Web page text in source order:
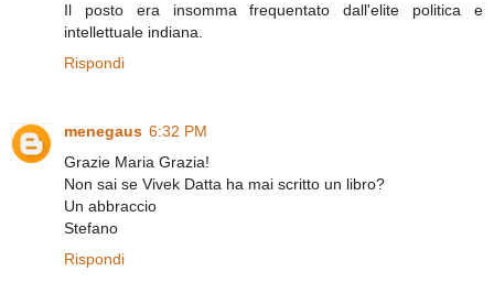
Il posto era insomma frequentato dall'elite politica e
intellettuale indiana.
Rispondi
menegaus 6:32 PM
Grazie Maria Grazia!
Non sai se Vivek Datta ha mai scritto un libro?
Un abbraccio
Stefano
Rispondi